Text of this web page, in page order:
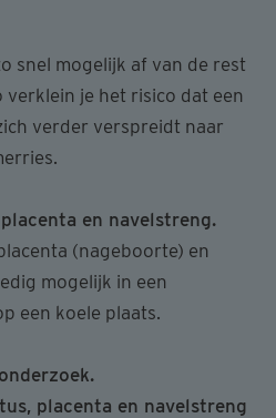
snel mogelijk af van de rest
verklein je het risico dat een
verder verspreidt naar
en navelstreng.
(nageboorte) en
mogelijk in een
een koele plaats.
placenta en navelstreng